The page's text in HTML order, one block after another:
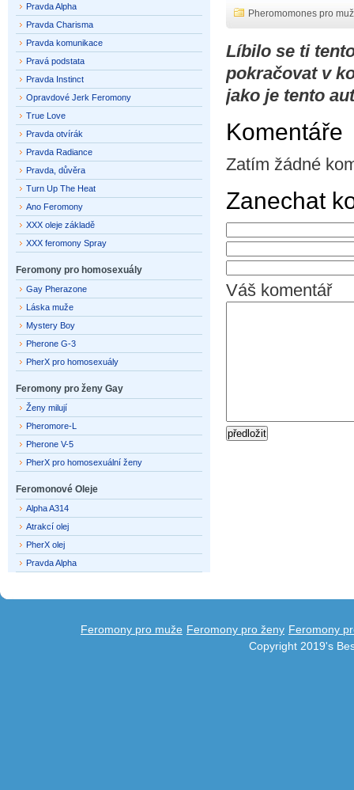
Pheromomones pro
Líbilo se ti
pokračovat v
jako je tento
Komentáře
Zatím žádné
Zanechat
Váš komentář
Pravda Alpha
Pravda Charisma
Pravda komunikace
Pravá podstata
Pravda Instinct
Opravdové Jerk Feromony
True Love
Pravda otvírák
Pravda Radiance
Pravda, důvěra
Turn Up The Heat
Ano Feromony
XXX oleje základě
XXX feromony Spray
Feromony pro homosexuály
Gay Pherazone
Láska muže
Mystery Boy
Pherone G-3
PherX pro homosexuály
Feromony pro ženy Gay
Ženy milují
Pheromore-L
Pherone V-5
PherX pro homosexuální ženy
Feromonové Oleje
Alpha A314
Atrakcí olej
PherX olej
Pravda Alpha
Feromony pro muže Feromony pro ženy Feromony
Copyright 2019's